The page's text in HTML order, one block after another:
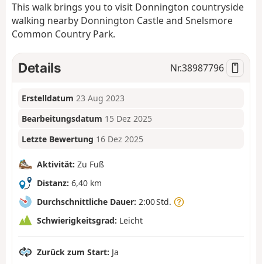
g
o
n
This walk brings you to visit Donnington countryside
walking nearby Donnington Castle and Snelsmore
Common Country Park.
Details Nr.38987796
Erstelldatum 23 Aug 2023
Bearbeitungsdatum 15 Dez 2025
Letzte Bewertung 16 Dez 2025
Aktivität: Zu Fuß
Distanz: 6,40 km
Durchschnittliche Dauer: 2:00 Std.
Schwierigkeitsgrad: Leicht
Zurück zum Start: Ja